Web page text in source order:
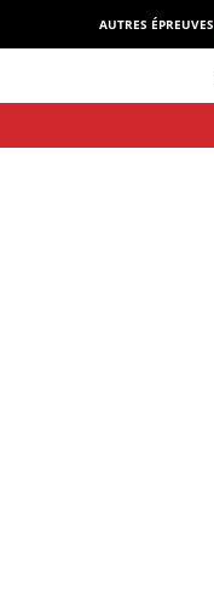
AUTRES ÉPREUVES